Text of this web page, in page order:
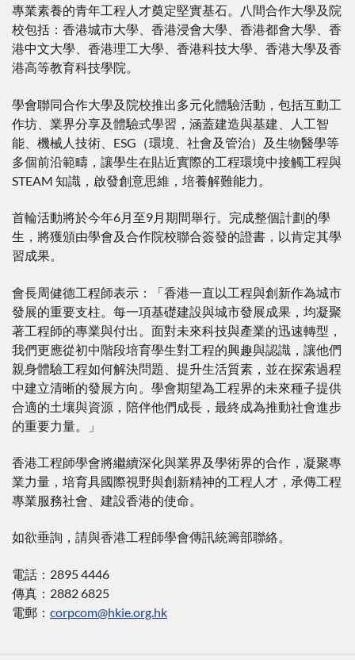
專業素養的青年工程人才奠定堅實基石。八間合作大學及院
校包括：香港城市大學、香港浸會大學、香港都會大學、香
港中文大學、香港理工大學、香港科技大學、香港大學及香
港高等教育科技學院。
學會聯同合作大學及院校推出多元化體驗活動，包括互動工
作坊、業界分享及體驗式學習，涵蓋建造與基建、人工智
能、機械人技術、ESG（環境、社會及管治）及生物醫學等
多個前沿範疇，讓學生在貼近實際的工程環境中接觸工程與
STEAM 知識，啟發創意思維，培養解難能力。
首輪活動將於今年6月至9月期間舉行。完成整個計劃的學
生，將獲頒由學會及合作院校聯合簽發的證書，以肯定其學
習成果。
會長周健德工程師表示：「香港一直以工程與創新作為城市
發展的重要支柱。每一項基礎建設與城市發展成果，均凝聚
著工程師的專業與付出。面對未來科技與產業的迅速轉型，
我們更應從初中階段培育學生對工程的興趣與認識，讓他們
親身體驗工程如何解決問題、提升生活質素，並在探索過程
中建立清晰的發展方向。學會期望為工程界的未來種子提供
合適的土壤與資源，陪伴他們成長，最終成為推動社會進步
的重要力量。」
香港工程師學會將繼續深化與業界及學術界的合作，凝聚專
業力量，培育具國際視野與創新精神的工程人才，承傳工程
專業服務社會、建設香港的使命。
如欲垂詢，請與香港工程師學會傳訊統籌部聯絡。
電話：2895 4446
傳真：2882 6825
電郵： corpcom@hkie.org.hk